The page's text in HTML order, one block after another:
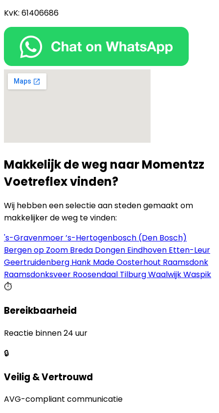
KvK: 61406686
Makkelijk de weg naar Momentzz
Voetreflex vinden?
Wij hebben een selectie aan steden gemaakt om
makkelijker de weg te vinden:
's-Gravenmoer’s-Hertogenbosch (Den Bosch)
Bergen op Zoom Breda Dongen Eindhoven Etten-Leur
Geertruidenberg Hank MadeOosterhout Raamsdonk
Raamsdonksveer Roosendaal TilburgWaalwijkWaspik
⏱️
Bereikbaarheid
Reactie binnen 24 uur
🔒
Veilig & Vertrouwd
AVG-compliant communicatie